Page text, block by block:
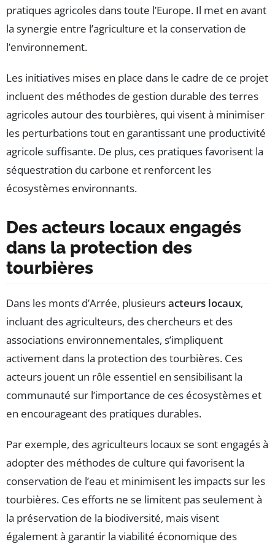
pratiques agricoles dans toute l’Europe. Il met en avant
la synergie entre l’agriculture et la conservation de
l’environnement.
Les initiatives mises en place dans le cadre de ce projet
incluent des méthodes de gestion durable des terres
agricoles autour des tourbières, qui visent à minimiser
les perturbations tout en garantissant une productivité
agricole suffisante. De plus, ces pratiques favorisent la
séquestration du carbone et renforcent les
écosystèmes environnants.
Des acteurs locaux engagés
dans la protection des
tourbières
Dans les monts d’Arrée, plusieursacteurs locaux,
incluant des agriculteurs, des chercheurs et des
associations environnementales, s’impliquent
activement dans la protection des tourbières. Ces
acteurs jouent un rôle essentiel en sensibilisant la
communauté sur l’importance de ces écosystèmes et
en encourageant des pratiques durables.
Par exemple, des agriculteurs locaux se sont engagés à
adopter des méthodes de culture qui favorisent la
conservation de l’eau et minimisent les impacts sur les
tourbières. Ces efforts ne se limitent pas seulement à
la préservation de la biodiversité, mais visent
également à garantir la viabilité économique des